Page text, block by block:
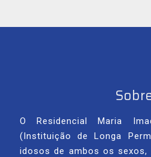
O Residencial Maria
(Instituição de Longa
idosos de ambos os